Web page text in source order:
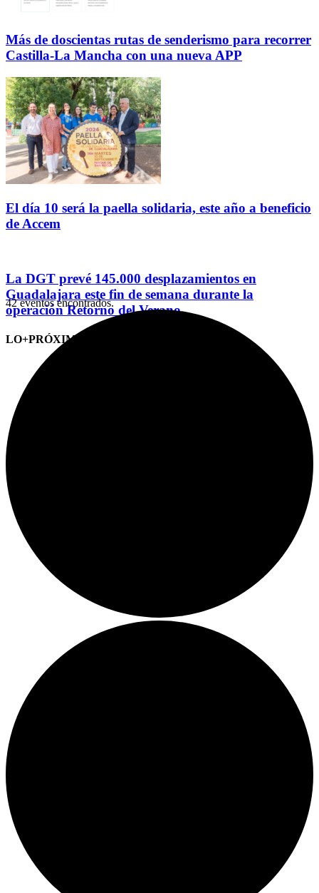
Más de doscientas rutas de senderismo para recorrer
Castilla-La Mancha con una nueva APP
El día 10 será la paella solidaria, este año a beneficio
de Accem
La DGT prevé 145.000 desplazamientos en
Guadalajara este fin de semana durante la
operación Retorno del Verano
LO+PRÓXIMO (CITAS)
42 eventos encontrados.